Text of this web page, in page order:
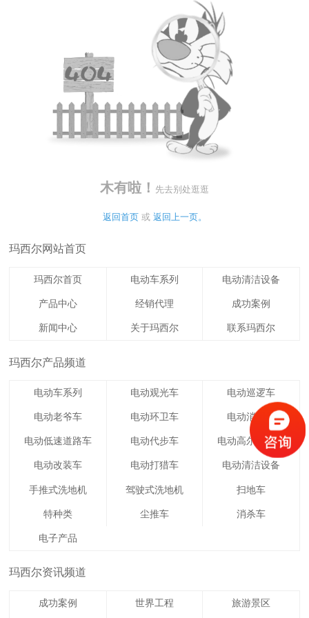
木有啦！ 先去别处逛逛
返回首页 或 返回上一页。
玛西尔网站首页
玛西尔首页 电动车系列 电动清洁设备
产品中心 经销代理 成功案例
新闻中心 关于玛西尔 联系玛西尔
玛西尔产品频道
电动车系列 电动观光车 电动巡逻车
电动老爷车 电动环卫车 电动消防车
电动低速道路车 电动代步车 电动高尔夫球车
电动改装车 电动打猎车 电动清洁设备
手推式洗地机 驾驶式洗地机 扫地车
特种类 尘推车 消杀车
电子产品
玛西尔资讯频道
成功案例 世界工程 旅游景区